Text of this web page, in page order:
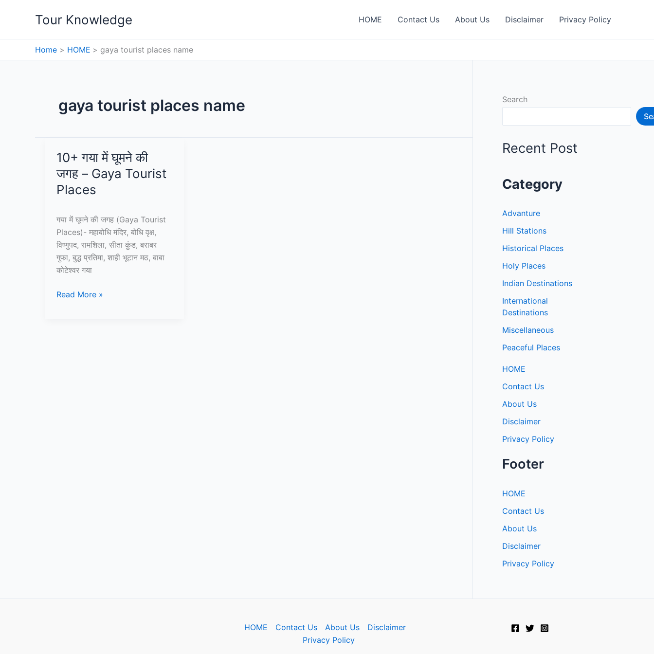
Tour Knowledge HOME Contact Us About Us Disclaimer Privacy Policy
Home HOME gaya tourist places name
gaya tourist places name
10+ गया में घूमने की
जगह – Gaya Tourist
Places
गया में घूमने की जगह (Gaya Tourist
Places)- महाबोधि मंदिर, बोधि वृक्ष,
विष्णुपद, रामशिला, सीता कुंड, बराबर
गुफा, बुद्ध प्रतिमा, शाही भूटान मठ, बाबा
कोटेश्वर गया
10+
Read More »
Search
Recent Post
Category
Advanture
Hill Stations
Historical Places
Holy Places
Indian Destinations
International
Destinations
Miscellaneous
Peaceful Places
HOME
Contact Us
About Us
Disclaimer
Privacy Policy
Footer
HOME
Contact Us
About Us
Disclaimer
Privacy Policy
HOME Contact Us About Us
Disclaimer
Privacy Policy